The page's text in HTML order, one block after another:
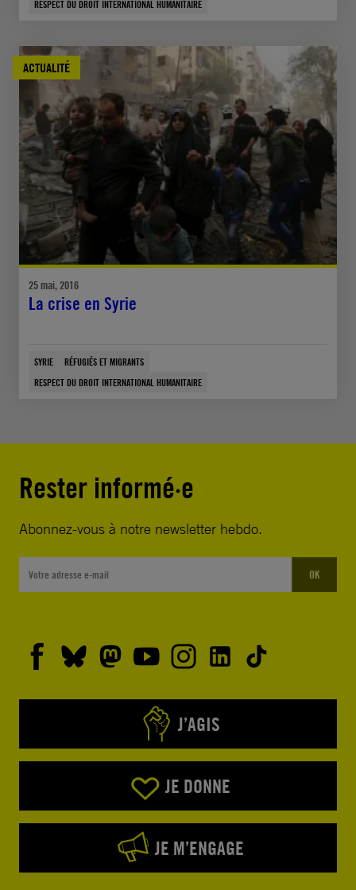
RESPECT DU DROIT INTERNATIONAL HUMANITAIRE
ACTUALITÉ
25 mai, 2016
La crise en Syrie
SYRIE
RÉFUGIÉS ET MIGRANTS
RESPECT DU DROIT INTERNATIONAL HUMANITAIRE
Rester informé·e
Abonnez-vous à notre newsletter hebdo.
OK
J’AGIS
JE DONNE
JE M’ENGAGE